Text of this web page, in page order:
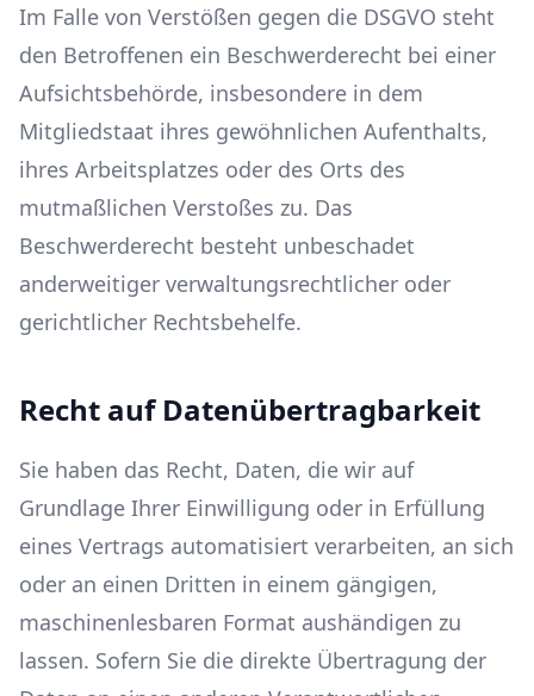
Im Falle von Verstößen gegen die DSGVO steht
den Betroffenen ein Beschwerderecht bei einer
Aufsichtsbehörde, insbesondere in dem
Mitgliedstaat ihres gewöhnlichen Aufenthalts,
ihres Arbeitsplatzes oder des Orts des
mutmaßlichen Verstoßes zu. Das
Beschwerderecht besteht unbeschadet
anderweitiger verwaltungsrechtlicher oder
gerichtlicher Rechtsbehelfe.
Recht auf Daten­übertrag­barkeit
Sie haben das Recht, Daten, die wir auf
Grundlage Ihrer Einwilligung oder in Erfüllung
eines Vertrags automatisiert verarbeiten, an sich
oder an einen Dritten in einem gängigen,
maschinenlesbaren Format aushändigen zu
lassen. Sofern Sie die direkte Übertragung der